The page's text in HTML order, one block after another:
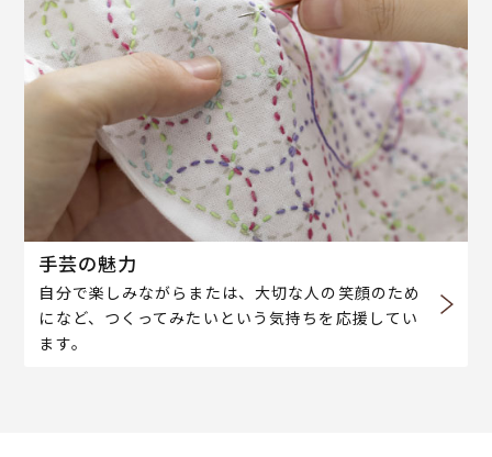
手芸の魅力
自分で楽しみながらまたは、大切な人の笑顔のため
になど、つくってみたいという気持ちを応援してい
ます。